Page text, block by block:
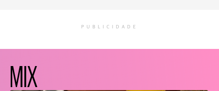
PUBLICIDADE
MIX